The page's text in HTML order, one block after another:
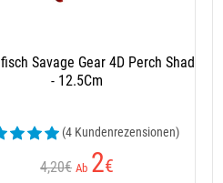
Savage Gear 4D Perch Shad
- 12.5Cm
(4 Kundenrezensionen)
4,20€ Ab 2€